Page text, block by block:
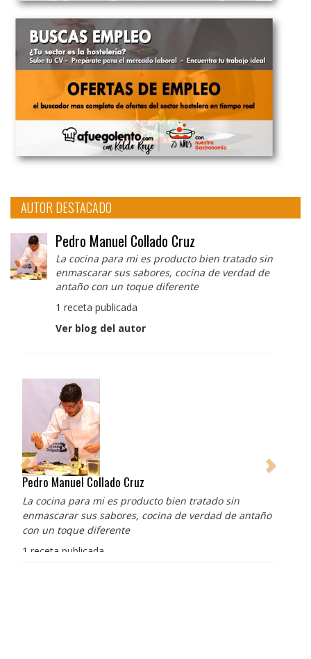
AUTOR DESTACADO
Pedro Manuel Collado Cruz
La cocina para mi es producto bien tratado sin
enmascarar sus sabores, cocina de verdad de
antaño con un toque diferente
1 receta publicada
Ver blog del autor
Pedro Manuel Collado Cruz
La cocina para mi es producto bien tratado sin
enmascarar sus sabores, cocina de verdad de antaño
con un toque diferente
1 receta publicada